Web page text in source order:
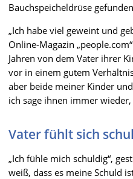
Bauchspeicheldrüse
„Ich habe viel geweint und
Online-Magazin
Jahren von dem Vater ihrer
vor in einem gutem
aber beide meiner Kinder
ich sage ihnen immer
Vater fühlt sich
„Ich fühle mich schuldig“,
weiß, dass es meine Schuld